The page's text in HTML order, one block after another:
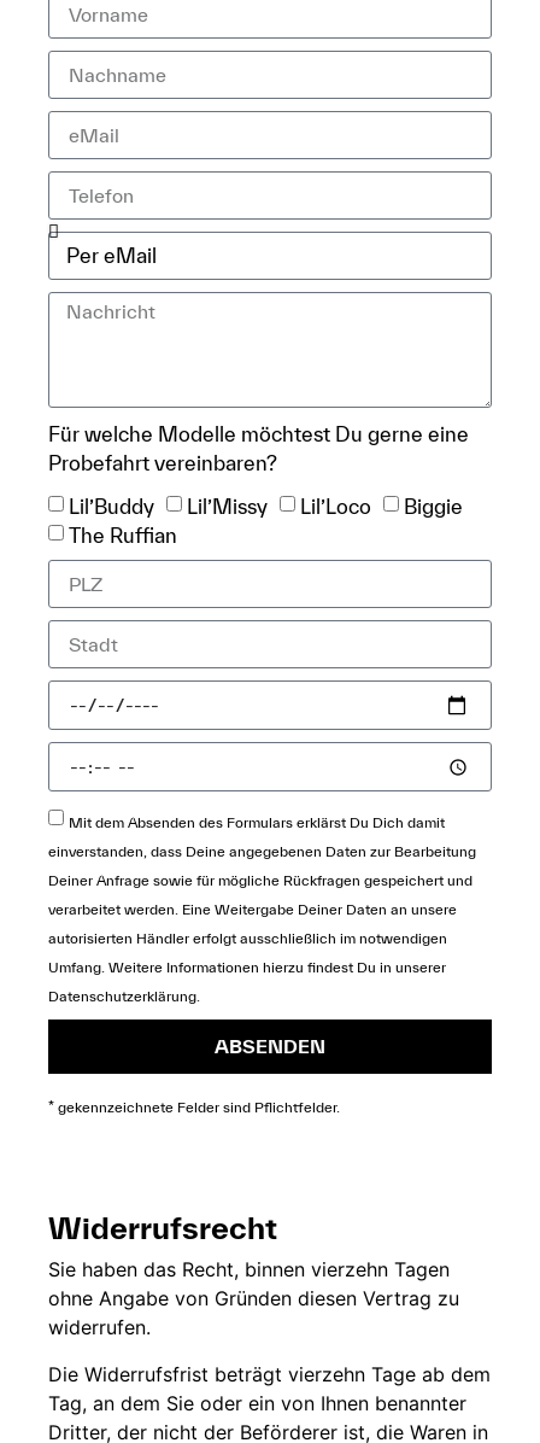
Für welche Modelle möchtest Du gerne eine
Probefahrt vereinbaren?
Lil’Buddy
Lil’Missy Lil’Loco
Biggie
The Ruffian
Mit dem Absenden des Formulars erklärst Du Dich damit
einverstanden, dass Deine angegebenen Daten zur Bearbeitung
Deiner Anfrage sowie für mögliche Rückfragen gespeichert und
verarbeitet werden. Eine Weitergabe Deiner Daten an unsere
autorisierten Händler erfolgt ausschließlich im notwendigen
Umfang. Weitere Informationen hierzu findest Du in unserer
Datenschutzerklärung
ABSENDEN
* gekennzeichnete Felder sind Pflichtfelder.
Widerrufsrecht
Sie haben das Recht, binnen vierzehn Tagen
ohne Angabe von Gründen diesen Vertrag zu
widerrufen.
Die Widerrufsfrist beträgt vierzehn Tage ab dem
Tag, an dem Sie oder ein von Ihnen benannter
Dritter, der nicht der Beförderer ist, die Waren in